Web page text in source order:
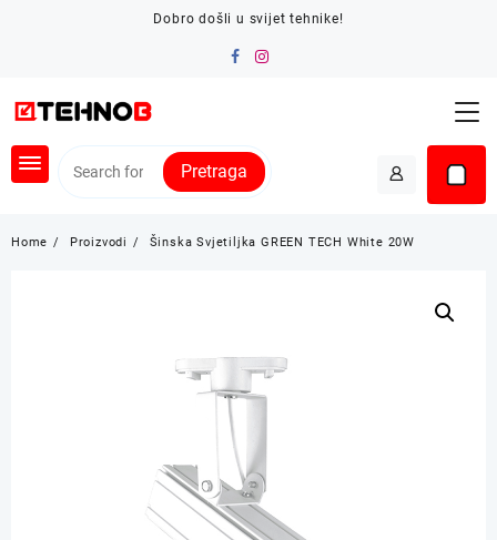
Dobro došli u svijet tehnike!
Pretraga
Home Proizvodi Šinska Svjetiljka GREEN TECH White 20W